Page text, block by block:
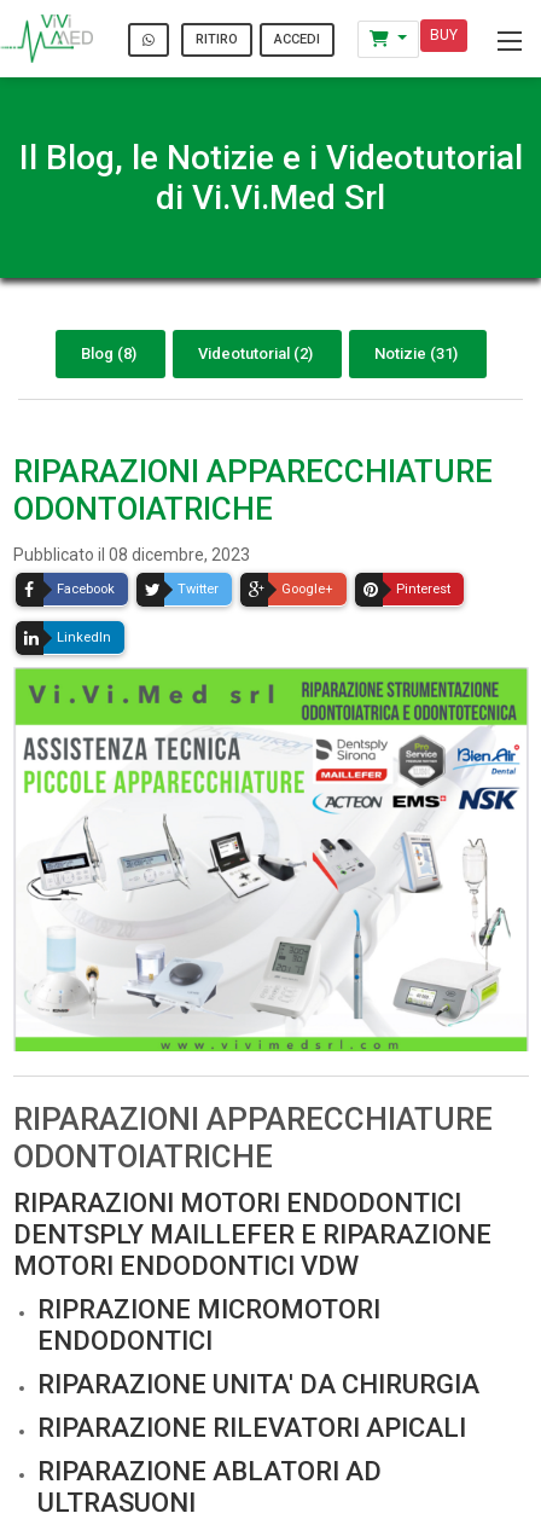
RITIRO ACCEDI BUY
Il Blog, le Notizie e i Videotutorial
di Vi.Vi.Med Srl
Blog (8) Videotutorial (2) Notizie (31)
RIPARAZIONI APPARECCHIATURE
ODONTOIATRICHE
Pubblicato il 08 dicembre, 2023
Facebook Twitter Google+ Pinterest
LinkedIn
RIPARAZIONI APPARECCHIATURE
ODONTOIATRICHE
RIPARAZIONI MOTORI ENDODONTICI
DENTSPLY MAILLEFER E RIPARAZIONE
MOTORI ENDODONTICI VDW
RIPRAZIONE MICROMOTORI
ENDODONTICI
RIPARAZIONE UNITA' DA CHIRURGIA
RIPARAZIONE RILEVATORI APICALI
RIPARAZIONE ABLATORI AD
ULTRASUONI